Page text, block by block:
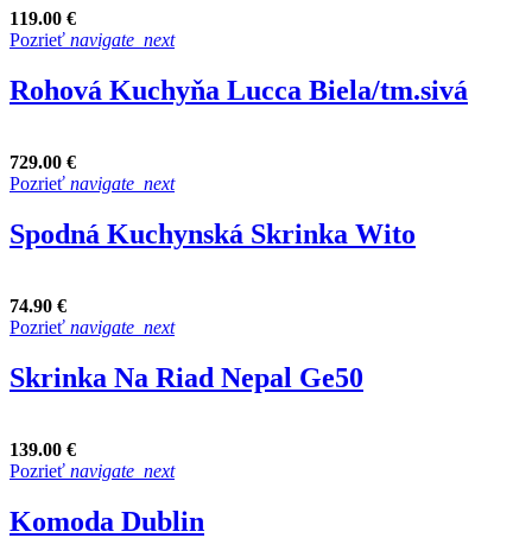
119.00 €
Pozrieť navigate_next
Rohová Kuchyňa Lucca Biela/tm.sivá
729.00 €
Pozrieť navigate_next
Spodná Kuchynská Skrinka Wito
74.90 €
Pozrieť navigate_next
Skrinka Na Riad Nepal Ge50
139.00 €
Pozrieť navigate_next
Komoda Dublin